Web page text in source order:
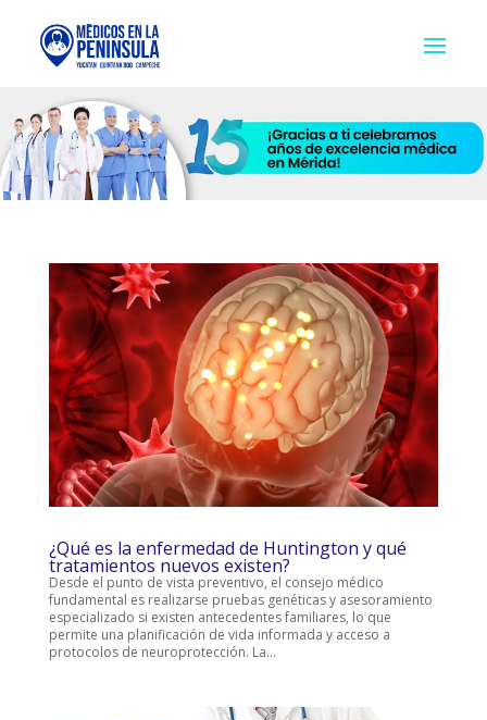
¿Qué es la enfermedad de Huntington y qué
tratamientos nuevos existen?
Desde el punto de vista preventivo, el consejo médico
fundamental es realizarse pruebas genéticas y asesoramiento
especializado si existen antecedentes familiares, lo que
permite una planificación de vida informada y acceso a
protocolos de neuroprotección. La...